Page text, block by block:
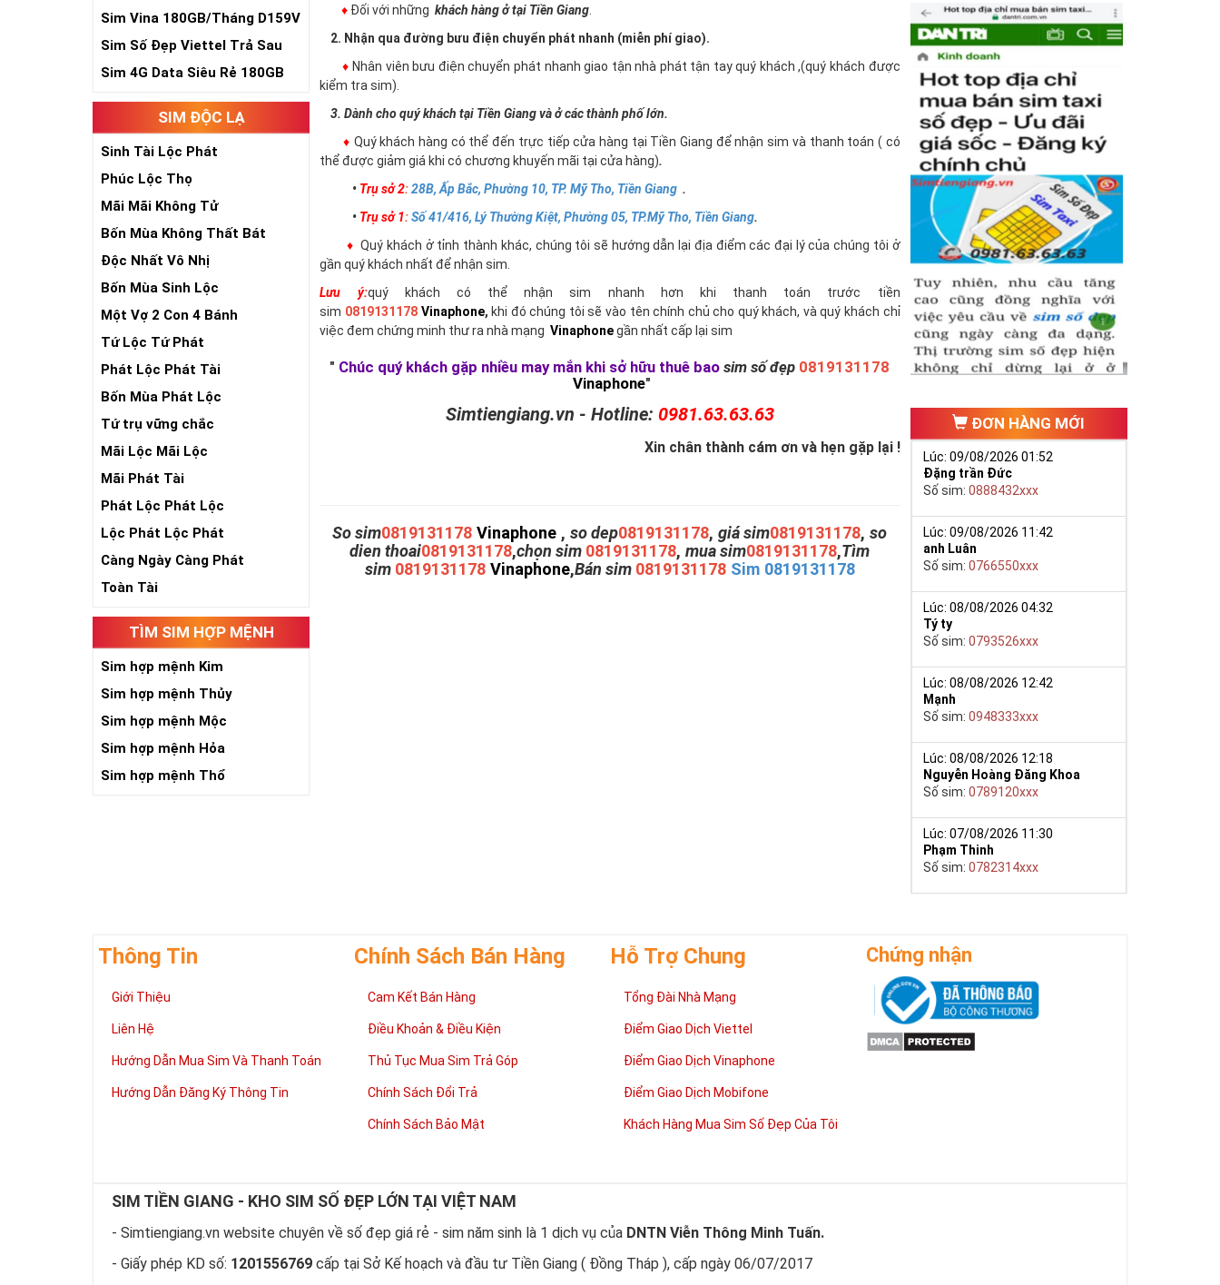
TK159
Sim Vina 180GB/Tháng D159V
Sim Số Đẹp Viettel Trả Sau
Sim 4G Data Siêu Rẻ 180GB
SIM ĐỘC LẠ
Sinh Tài Lộc Phát
Phúc Lộc Thọ
Mãi Mãi Không Tử
Bốn Mùa Không Thất Bát
Độc Nhất Vô Nhị
Bốn Mùa Sinh Lộc
Một Vợ 2 Con 4 Bánh
Tứ Lộc Tứ Phát
Phát Lộc Phát Tài
Bốn Mùa Phát Lộc
Tứ trụ vững chắc
Mãi Lộc Mãi Lộc
Mãi Phát Tài
Phát Lộc Phát Lộc
Lộc Phát Lộc Phát
Càng Ngày Càng Phát
Toàn Tài
TÌM SIM HỢP MỆNH
Sim hợp mệnh Kim
Sim hợp mệnh Thủy
Sim hợp mệnh Mộc
Sim hợp mệnh Hỏa
Sim hợp mệnh Thổ
♦ Đối với nhữngkhách hàng ở tại Tiền Giang
2. Nhận qua đường bưu điện chuyển phát nhanh (miễn phí giao).
♦ Nhân viên bưu điện chuyển phát nhanh giao tận nhà phát tận tay quý khách ,(quý khách được
kiểm tra sim).
3. Dành cho quý khách tại Tiền Giang và ở các thành phố lớn.
♦ Quý khách hàng có thể đến trực tiếp cửa hàng tại Tiền Giang để nhận sim và thanh toán ( có
thể được giảm giá khi có chương khuyến mãi tại cửa hàng).
• Trụ sở 2: 28B, Ấp Bắc, Phường 10, TP. Mỹ Tho, Tiền Giang .
• Trụ sở 1: Số 41/416, Lý Thường Kiệt, Phường 05, TP.Mỹ Tho, Tiền Giang.
♦ Quý khách ở tỉnh thành khác, chúng tôi sẽ hướng dẫn lại địa điểm các đại lý của chúng tôi ở
gần quý khách nhất để nhận sim.
Lưu ý:quý khách có thể nhận sim nhanh hơn khi thanh toán trước tiền
sim 0819131178 Vinaphone, khi đó chúng tôi sẽ vào tên chính chủ cho quý khách, và quý khách chỉ
việc đem chứng minh thư ra nhà mạng Vinaphonegần nhất cấp lại sim
" Chúc quý khách gặp nhiều may mắn khi sở hữu thuê baosim số đẹp 0819131178
Vinaphone"
Simtiengiang.vn - Hotline: 0981.63.63.63
Xin chân thành cám ơn và hẹn gặp lại !
So sim0819131178Vinaphone ,so dep0819131178,giá sim0819131178,so
dien thoai0819131178,chọn sim 0819131178,mua sim0819131178,Tìm
sim 0819131178 Vinaphone,Bán sim 0819131178 Sim 0819131178
ĐƠN HÀNG MỚI
Lúc: 09/08/2026 01:52
Đặng trần Đức
Số sim:0888432xxx
Lúc: 09/08/2026 11:42
anh Luân
Số sim:0766550xxx
Lúc: 08/08/2026 04:32
Tý ty
Số sim:0793526xxx
Lúc: 08/08/2026 12:42
Mạnh
Số sim:0948333xxx
Lúc: 08/08/2026 12:18
Nguyễn Hoàng Đăng Khoa
Số sim:0789120xxx
Lúc: 07/08/2026 11:30
Phạm Thinh
Số sim:0782314xxx
Thông Tin
Giới Thiệu
Liên Hệ
Hướng Dẫn Mua Sim Và Thanh Toán
Hướng Dẫn Đăng Ký Thông Tin
Chính Sách Bán Hàng
Cam Kết Bán Hàng
Điều Khoản & Điều Kiện
Thủ Tục Mua Sim Trả Góp
Chính Sách Đổi Trả
Chính Sách Bảo Mật
Hỗ Trợ Chung
Tổng Đài Nhà Mạng
Điểm Giao Dịch Viettel
Điểm Giao Dịch Vinaphone
Điểm Giao Dịch Mobifone
Khách Hàng Mua Sim Số Đẹp Của Tôi
Chứng nhận
SIM TIỀN GIANG - KHO SIM SỐ ĐẸP LỚN TẠI VIỆT NAM
- Simtiengiang.vn website chuyên về số đẹp giá rẻ - sim năm sinh là 1 dịch vụ của DNTN Viễn Thông Minh Tuấn.
- Giấy phép KD số: 1201556769 cấp tại Sở Kế hoạch và đầu tư Tiền Giang ( Đồng Tháp ), cấp ngày 06/07/2017